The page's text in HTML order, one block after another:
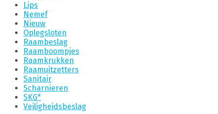
Lips
Nemef
Nieuw
Oplegsloten
Raambeslag
Raamboompjes
Raamkrukken
Raamuitzetters
Sanitair
Scharnieren
SKG*
Veiligheidsbeslag